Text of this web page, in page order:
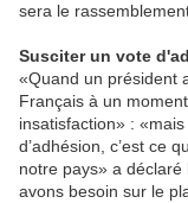
sera le
Susciter un vote
«Quand un président
Français à un
insatisfaction» :
d’adhésion, c’est ce
notre pays» a
avons besoin sur le